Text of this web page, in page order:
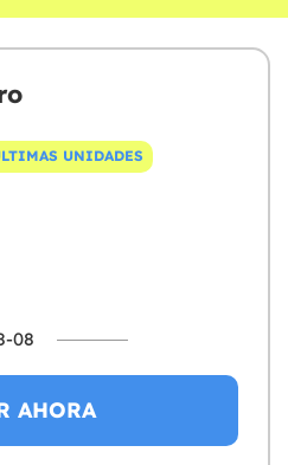
UNIDADES
08
AHORA